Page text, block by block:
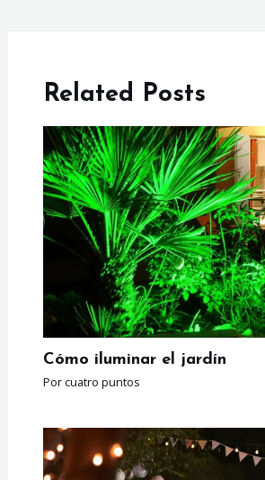
Related Posts
Cómo iluminar el jardín
Porcuatro puntos